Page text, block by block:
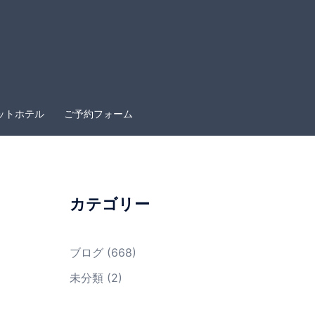
トホテル ご予約フォーム
カテゴリー
ブログ(668)
未分類(2)